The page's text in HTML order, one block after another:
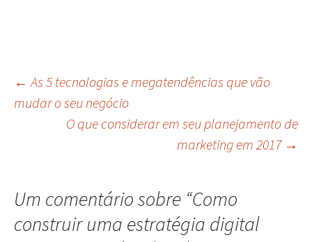
Navegação
← As 5 tecnologias e megatendências que vão
mudar o seu negócio
O que considerar em seu planejamento de
marketing em 2017 →
Um comentário sobre “Como
construir uma estratégia digital